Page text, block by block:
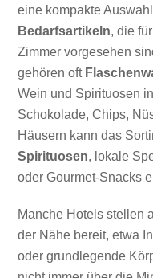
eine kompakte
Bedarfsartikeln, die
Zimmer vorgesehen
gehören oft
Wein und Spirituosen
Schokolade, Chips,
Häusern kann das
Spirituosen, lokale
oder Gourmet-Snacks
Manche Hotels stellen
der Nähe bereit, etwa
oder grundlegende